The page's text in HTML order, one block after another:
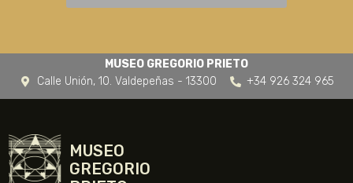
MUSEO GREGORIO PRIETO
Calle Unión, 10. Valdepeñas - 13300
+34 926 324 965
MUSEO
GREGORIO